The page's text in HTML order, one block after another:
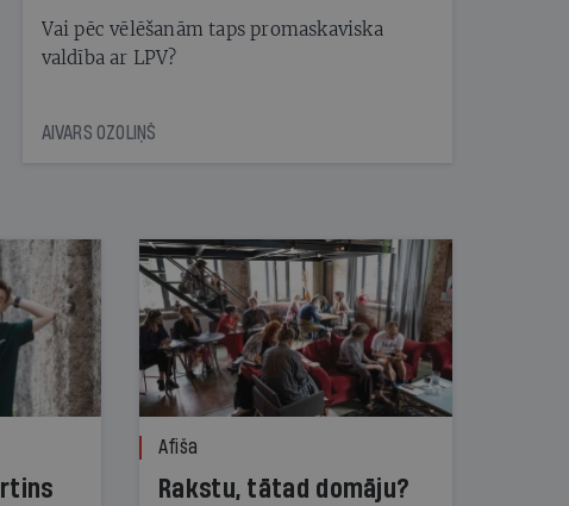
Vai pēc vēlēšanām taps promaskaviska
valdība ar LPV?
AIVARS OZOLIŅŠ
Afiša
Rakstu, tātad domāju?